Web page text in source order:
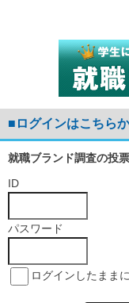
■ログインはこちら
就職ブランド調査の投
ID
パスワード
ログインしたまま